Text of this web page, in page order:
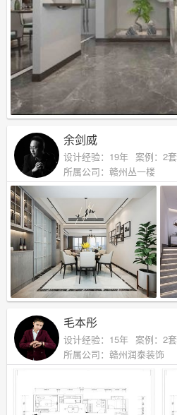
余剑威
设计经验：19年 案例：2套
所属公司：赣州丛一楼
毛本彤
设计经验：15年 案例：2套
所属公司：赣州润泰装饰